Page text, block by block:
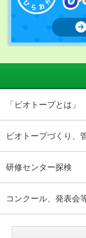
「ビオトープとは」
ビオトープづくり、
研修センター探検
コンクール、発表会